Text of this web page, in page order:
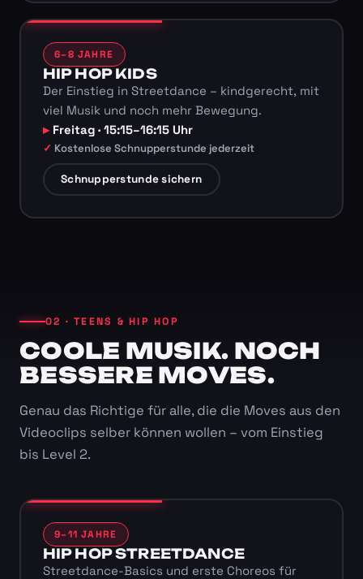
6–8 JAHRE
HIP HOP KIDS
Der Einstieg in Streetdance – kindgerecht, mit
viel Musik und noch mehr Bewegung.
Freitag · 15:15–16:15 Uhr
Kostenlose Schnupperstunde jederzeit
Schnupperstunde sichern
02 · TEENS & HIP HOP
COOLE MUSIK. NOCH
BESSERE MOVES.
Genau das Richtige für alle, die die Moves aus den
Videoclips selber können wollen – vom Einstieg
bis Level 2.
9–11 JAHRE
HIP HOP STREETDANCE
Streetdance-Basics und erste Choreos für